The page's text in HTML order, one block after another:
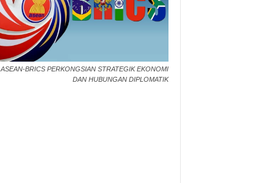
ASEAN-BRICS PERKONGSIAN STRATEGIK EKONOMI
DAN HUBUNGAN DIPLOMATIK